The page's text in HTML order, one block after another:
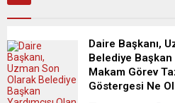
Daire Başkanı,
Belediye Başkan
Makam Görev
Göstergesi Ne